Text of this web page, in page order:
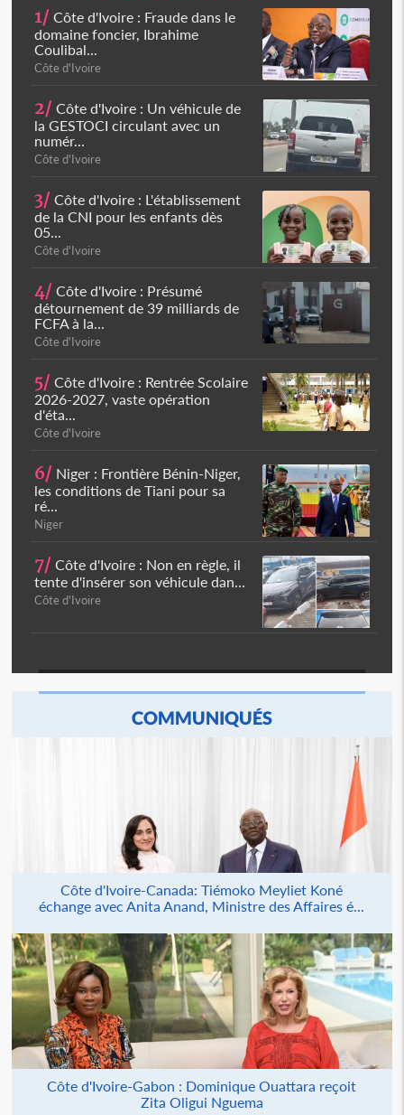
1/ Côte d'Ivoire : Fraude dans le
domaine foncier, Ibrahime
Coulibal...
Côte d'Ivoire
2/ Côte d'Ivoire : Un véhicule de
la GESTOCI circulant avec un
numér...
Côte d'Ivoire
3/ Côte d'Ivoire : L'établissement
de la CNI pour les enfants dès
05...
Côte d'Ivoire
4/ Côte d'Ivoire : Présumé
détournement de 39 milliards de
FCFA à la...
Côte d'Ivoire
5/ Côte d'Ivoire : Rentrée Scolaire
2026-2027, vaste opération
d'éta...
Côte d'Ivoire
6/ Niger : Frontière Bénin-Niger,
les conditions de Tiani pour sa
ré...
Niger
7/ Côte d'Ivoire : Non en règle, il
tente d'insérer son véhicule dan...
Côte d'Ivoire
COMMUNIQUÉS
Côte d'Ivoire-Canada: Tiémoko Meyliet Koné
échange avec Anita Anand, Ministre des Affaires é...
Côte d'Ivoire-Gabon : Dominique Ouattara reçoit
Zita Oligui Nguema